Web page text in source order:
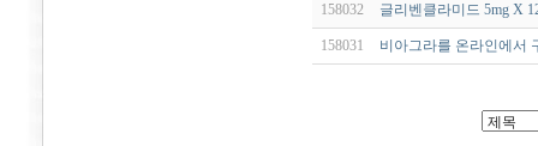
158032 글리벤클라미드 5mg X
158031 비아그라를 온라인에서